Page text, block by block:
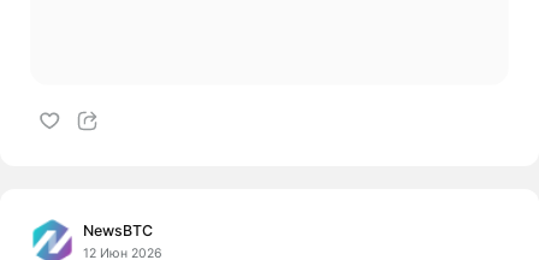
NewsBTC
12 Июн 2026